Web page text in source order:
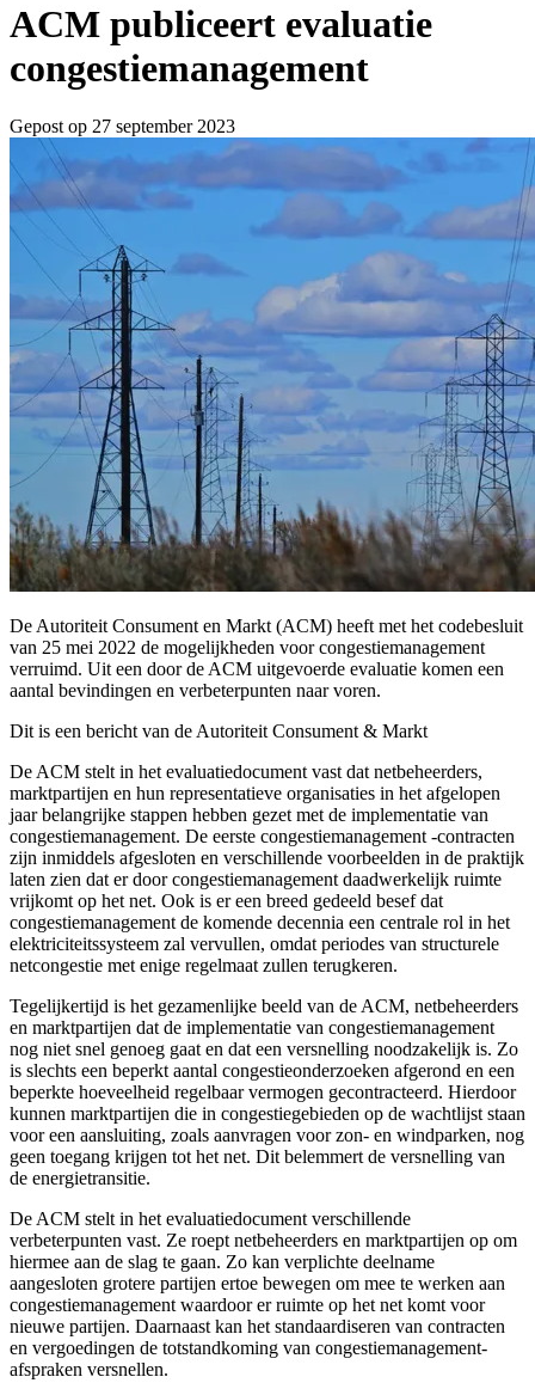
ACM publiceert evaluatie
congestiemanagement
Gepost op 27 september 2023
De Autoriteit Consument en Markt (ACM) heeft met het codebesluit
van 25 mei 2022 de mogelijkheden voor congestiemanagement
verruimd. Uit een door de ACM uitgevoerde evaluatie komen een
aantal bevindingen en verbeterpunten naar voren.
Dit is een bericht van de Autoriteit Consument & Markt
De ACM stelt in het evaluatiedocument vast dat netbeheerders,
marktpartijen en hun representatieve organisaties in het afgelopen
jaar belangrijke stappen hebben gezet met de implementatie van
congestiemanagement. De eerste congestiemanagement -contracten
zijn inmiddels afgesloten en verschillende voorbeelden in de praktijk
laten zien dat er door congestiemanagement daadwerkelijk ruimte
vrijkomt op het net. Ook is er een breed gedeeld besef dat
congestiemanagement de komende decennia een centrale rol in het
elektriciteitssysteem zal vervullen, omdat periodes van structurele
netcongestie met enige regelmaat zullen terugkeren.
Tegelijkertijd is het gezamenlijke beeld van de ACM, netbeheerders
en marktpartijen dat de implementatie van congestiemanagement
nog niet snel genoeg gaat en dat een versnelling noodzakelijk is. Zo
is slechts een beperkt aantal congestieonderzoeken afgerond en een
beperkte hoeveelheid regelbaar vermogen gecontracteerd. Hierdoor
kunnen marktpartijen die in congestiegebieden op de wachtlijst staan
voor een aansluiting, zoals aanvragen voor zon- en windparken, nog
geen toegang krijgen tot het net. Dit belemmert de versnelling van
de energietransitie.
De ACM stelt in het evaluatiedocument verschillende
verbeterpunten vast. Ze roept netbeheerders en marktpartijen op om
hiermee aan de slag te gaan. Zo kan verplichte deelname
aangesloten grotere partijen ertoe bewegen om mee te werken aan
congestiemanagement waardoor er ruimte op het net komt voor
nieuwe partijen. Daarnaast kan het standaardiseren van contracten
en vergoedingen de totstandkoming van congestiemanagement-
afspraken versnellen.